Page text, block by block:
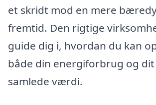
et skridt mod en mere
fremtid. Den rigtige
guide dig i, hvordan du kan
både din energiforbrug og dit
samlede værdi.